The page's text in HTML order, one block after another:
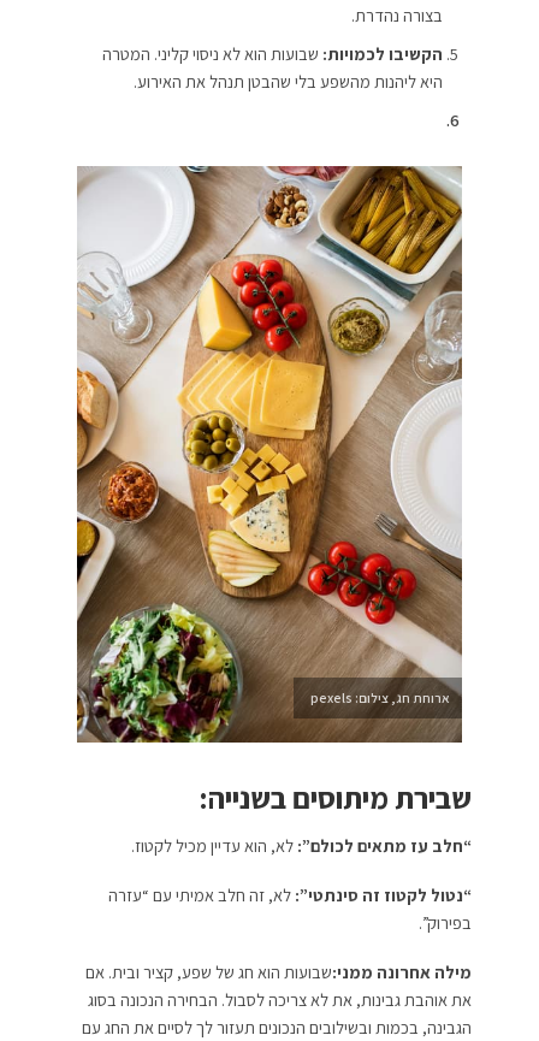
בצורה נהדרת.
הקשיבו לכמויות: שבועות הוא לא ניסוי קליני. המטרה
היא ליהנות מהשפע בלי שהבטן תנהל את האירוע.
ארוחת חג, צילום: pexels
שבירת מיתוסים בשנייה:
“חלב עז מתאים לכולם”: לא, הוא עדיין מכיל לקטוז.
“נטול לקטוז זה סינתטי”: לא, זה חלב אמיתי עם “עזרה
בפירוק”.
מילה אחרונה ממני:שבועות הוא חג של שפע, קציר ובית. אם
את אוהבת גבינות, את לא צריכה לסבול. הבחירה הנכונה בסוג
הגבינה, בכמות ובשילובים הנכונים תעזור לך לסיים את החג עם